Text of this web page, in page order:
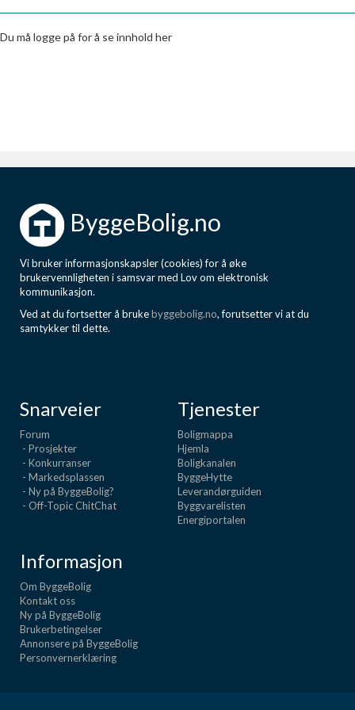
Boligmappa+
Få mer ut av Boligmappa
Du må logge på for å se innhold her
ByggeBolig.no
Vi bruker informasjonskapsler (cookies) for å øke
brukervennligheten i samsvar med Lov om elektronisk
kommunikasjon.
Ved at du fortsetter å brukebyggebolig.no, forutsetter vi at du
samtykker til dette.
Snarveier
Forum
- Prosjekter
- Konkurranser
- Markedsplassen
- Ny på ByggeBolig?
- Off-Topic ChitChat
Tjenester
Boligmappa
Hjemla
Boligkanalen
ByggeHytte
Leverandørguiden
Byggvarelisten
Energiportalen
Informasjon
Om ByggeBolig
Kontakt oss
Ny på ByggeBolig
Brukerbetingelser
Annonsere på ByggeBolig
Personvernerklæring